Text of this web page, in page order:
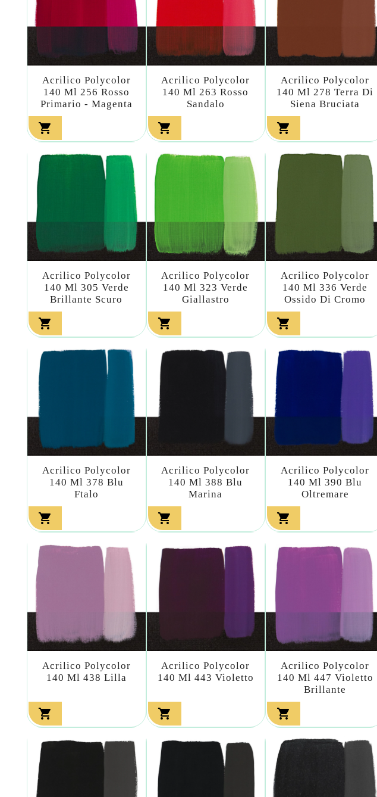
Acrilico Polycolor
140 Ml 256 Rosso
Primario - Magenta

Acrilico Polycolor
140 Ml 263 Rosso
Sandalo

Acrilico Polycolor
140 Ml 278 Terra Di
Siena Bruciata

Acrilico Polycolor
140 Ml 305 Verde
Brillante Scuro

Acrilico Polycolor
140 Ml 323 Verde
Giallastro

Acrilico Polycolor
140 Ml 336 Verde
Ossido Di Cromo

Acrilico Polycolor
140 Ml 378 Blu
Ftalo

Acrilico Polycolor
140 Ml 388 Blu
Marina

Acrilico Polycolor
140 Ml 390 Blu
Oltremare

Acrilico Polycolor
140 Ml 438 Lilla

Acrilico Polycolor
140 Ml 443 Violetto

Acrilico Polycolor
140 Ml 447 Violetto
Brillante
